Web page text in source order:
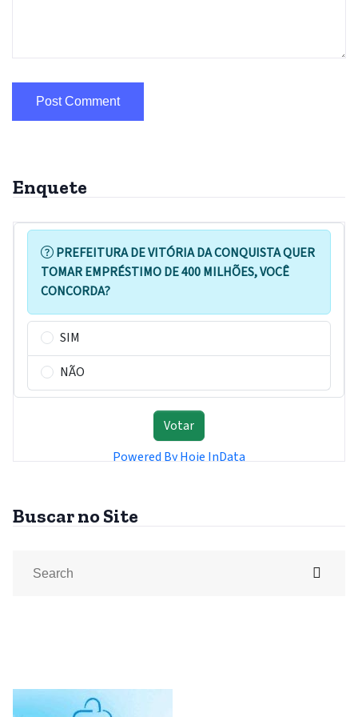
Enquete
Buscar no Site